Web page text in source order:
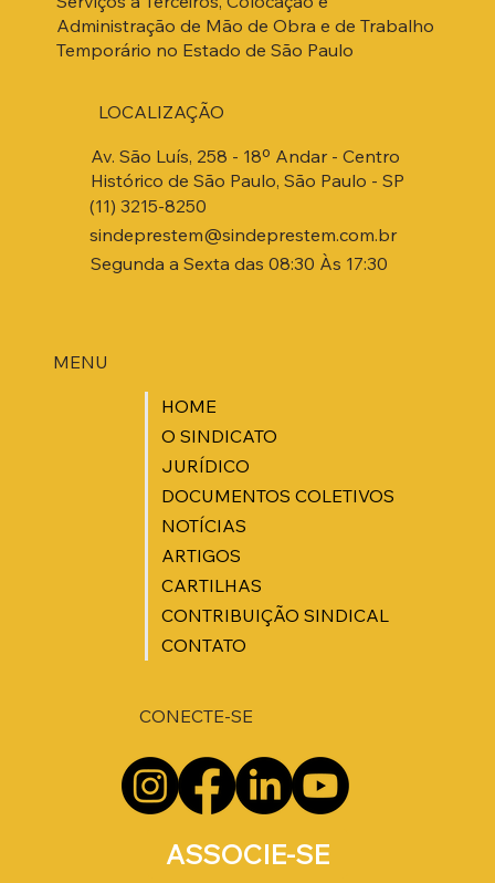
Administração de Mão de Obra e de Trabalho
Temporário no Estado de São Paulo
MENU
HOME
O SINDICATO
JURÍDICO
DOCUMENTOS COLETIVOS
NOTÍCIAS
ARTIGOS
CARTILHAS
CONTRIBUIÇÃO SINDICAL
CONTATO
Av. São Luís, 258 - 18º Andar - Centro
Histórico de São Paulo, São Paulo - SP
(11) 3215-8250
sindeprestem@sindeprestem.com.br
Segunda a Sexta das 08:30 Às 17:30
LOCALIZAÇÃO
ASSOCIE-SE
CONECTE-SE